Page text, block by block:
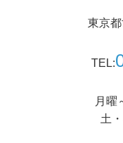
東京
TEL:
月曜
土